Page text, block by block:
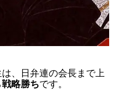
、日弁連の会長まで上
戦略勝ちです。